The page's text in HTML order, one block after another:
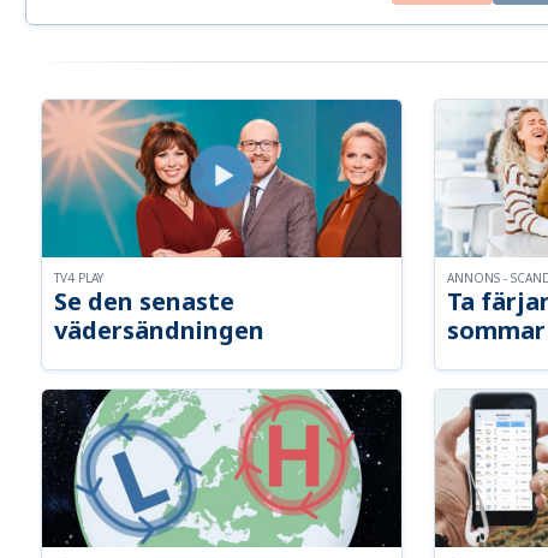
Se den senaste
vädersändningen
TV4 PLAY
Ta
sommar
ANNONS -